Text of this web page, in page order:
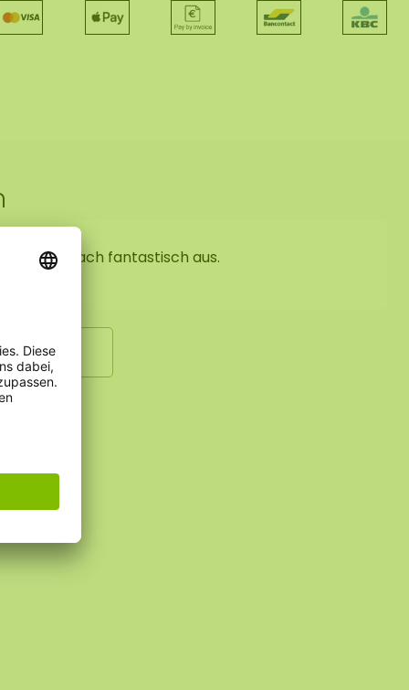
sieht einfach fantastisch aus.